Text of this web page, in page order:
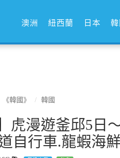
澳洲 紐西蘭 日本 韓
《韓國》 韓國
虎漫遊釜邱5
自行車.龍蝦海鮮